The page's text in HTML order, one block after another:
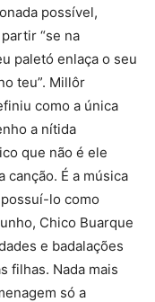
possível,
“se na
paletó enlaça o seu
teu”. Millôr
como a única
a nítida
que não é ele
canção. É a música
lo como
Chico Buarque
e badalações
filhas. Nada mais
só a